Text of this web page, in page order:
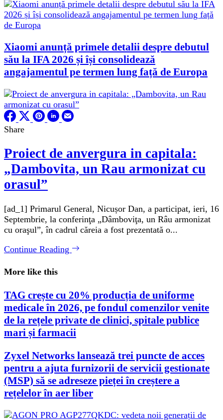
Xiaomi anunță primele detalii despre debutul
său la IFA 2026 și își consolidează
angajamentul pe termen lung față de Europa
Share
Proiect de anvergura in capitala:
„Dambovita, un Rau armonizat cu
orasul”
[ad_1] Primarul General, Nicușor Dan, a participat, ieri, 16
Septembrie, la conferinţa „Dâmboviţa, un Râu armonizat
cu oraşul”, în cadrul căreia a fost prezentată o...
Continue Reading
More like this
TAG crește cu 20% producția de uniforme
medicale în 2026, pe fondul comenzilor venite
de la rețele private de clinici, spitale publice
mari și farmacii
Zyxel Networks lansează trei puncte de acces
pentru a ajuta furnizorii de servicii gestionate
(MSP) să se adreseze pieței în creștere a
rețelelor în aer liber